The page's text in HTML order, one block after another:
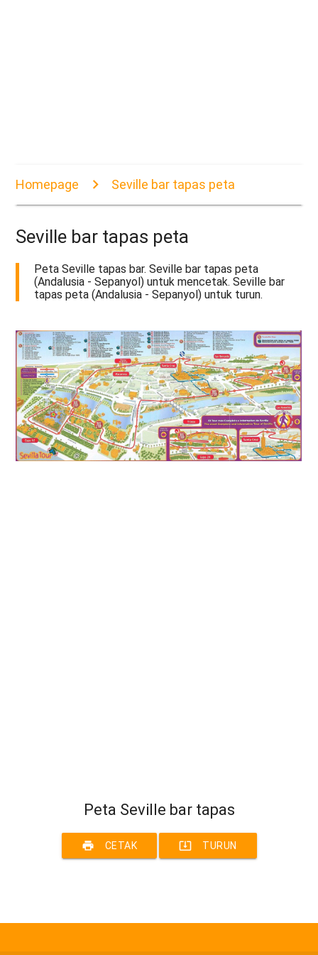
Homepage Seville bar tapas peta
Seville bar tapas peta
Peta Seville tapas bar. Seville bar tapas peta
(Andalusia - Sepanyol) untuk mencetak. Seville bar
tapas peta (Andalusia - Sepanyol) untuk turun.
Peta Seville bar tapas
print CETAK system_update_alt TURUN